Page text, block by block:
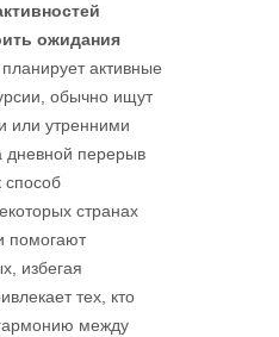
ожидания
активные
обычно ищут
или утренними
дневной перерыв
способ
странах
помогают
избегая
тех, кто
между